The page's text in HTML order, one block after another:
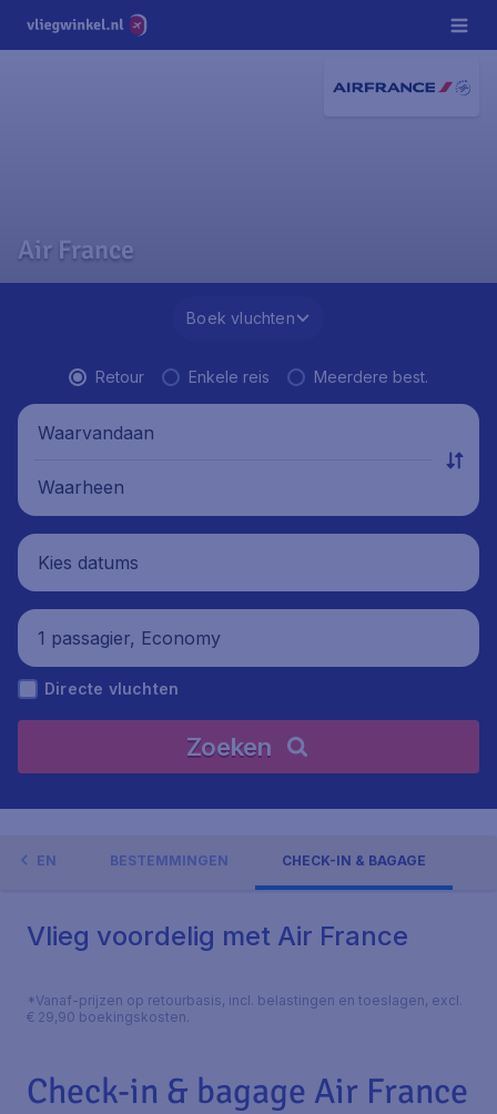
Air France
Boek vluchten
Retour Enkele reis Meerdere best.
Waarvandaan
Waarheen
Kies datums
1 passagier, Economy
Directe vluchten
Zoeken
BESTEMMINGEN CHECK-IN & BAGAGE
Vlieg voordelig met Air France
*Vanaf-prijzen op retourbasis, incl. belastingen en toeslagen, excl.
€ 29,90 boekingskosten.
Check-in & bagage Air France